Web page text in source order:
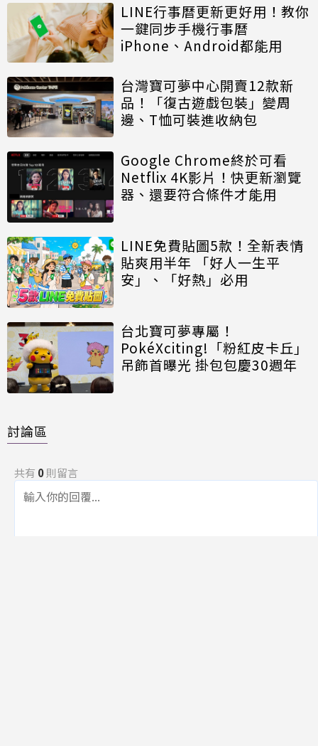
LINE行事曆更新更好用！教你
一鍵同步手機行事曆
iPhone、Android都能用
台灣寶可夢中心開賣12款新
品！「復古遊戲包裝」變周
邊、T恤可裝進收納包
Google Chrome終於可看
Netflix 4K影片！快更新瀏覽
器、還要符合條件才能用
LINE免費貼圖5款！全新表情
貼爽用半年 「好人一生平
安」、「好熱」必用
台北寶可夢專屬！
PokéXciting!「粉紅皮卡丘」
吊飾首曝光 掛包包慶30週年
討論區
共有 0則留言